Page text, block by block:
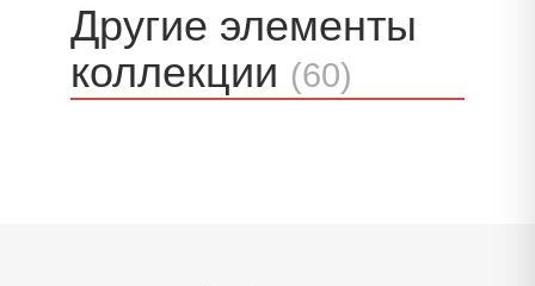
Другие элементы
коллекции (60)